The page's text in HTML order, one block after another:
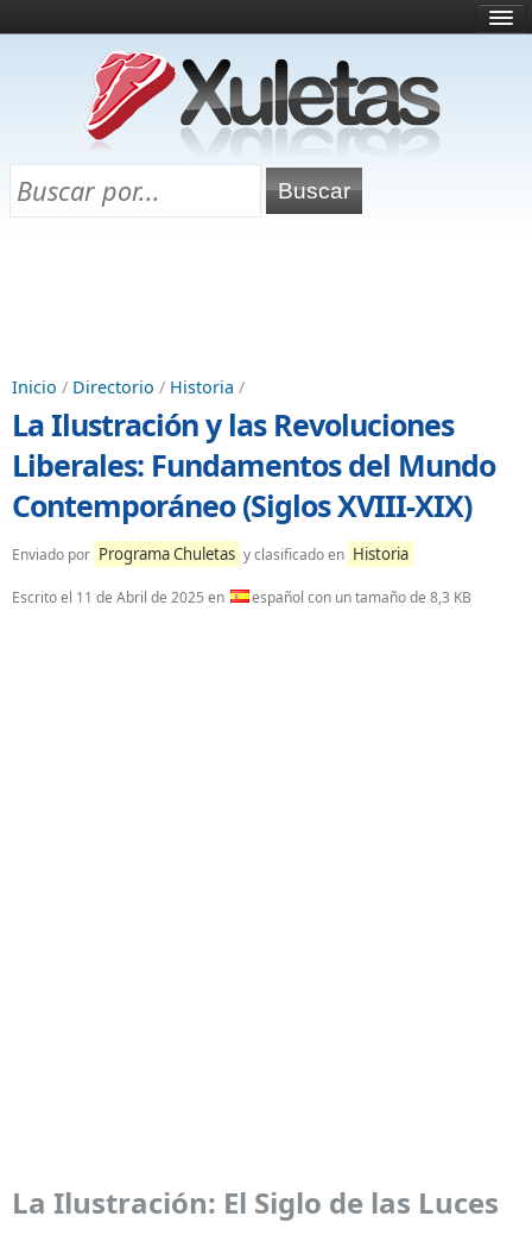
¿Qué es esto?
Directorio
Chuletas para exámenes
Inicio / Directorio / Historia /
La Ilustración y las Revoluciones
Liberales: Fundamentos del Mundo
Contemporáneo (Siglos XVIII-XIX)
Enviado por Programa Chuletas y clasificado en Historia
Escrito el 11 de Abril de 2025 en español con un tamaño de 8,3 KB
La Ilustración: El Siglo de las Luces